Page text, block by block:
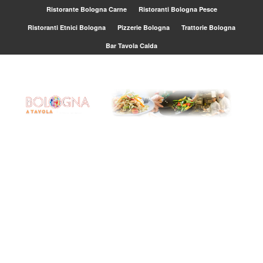
Ristorante Bologna Carne Ristoranti Bologna Pesce
Ristoranti Etnici Bologna Pizzerie Bologna Trattorie Bologna
Bar Tavola Calda
Djane:Thanks for using